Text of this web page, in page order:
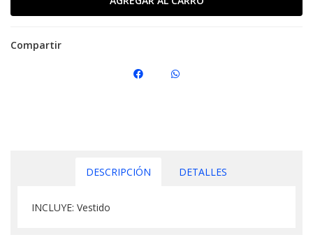
Compartir
DESCRIPCIÓN DETALLES
INCLUYE: Vestido